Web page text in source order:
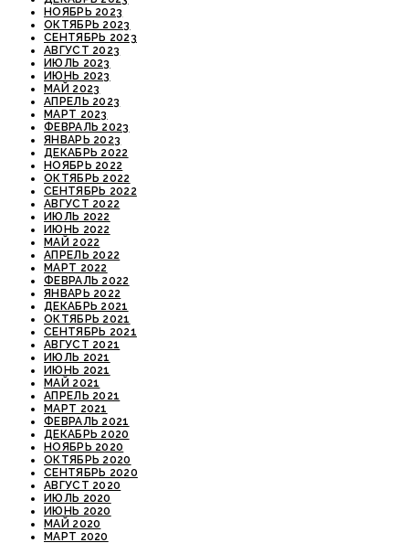
НОЯБРЬ 2023
ОКТЯБРЬ 2023
СЕНТЯБРЬ 2023
АВГУСТ 2023
ИЮЛЬ 2023
ИЮНЬ 2023
МАЙ 2023
АПРЕЛЬ 2023
МАРТ 2023
ФЕВРАЛЬ 2023
ЯНВАРЬ 2023
ДЕКАБРЬ 2022
НОЯБРЬ 2022
ОКТЯБРЬ 2022
СЕНТЯБРЬ 2022
АВГУСТ 2022
ИЮЛЬ 2022
ИЮНЬ 2022
МАЙ 2022
АПРЕЛЬ 2022
МАРТ 2022
ФЕВРАЛЬ 2022
ЯНВАРЬ 2022
ДЕКАБРЬ 2021
ОКТЯБРЬ 2021
СЕНТЯБРЬ 2021
АВГУСТ 2021
ИЮЛЬ 2021
ИЮНЬ 2021
МАЙ 2021
АПРЕЛЬ 2021
МАРТ 2021
ФЕВРАЛЬ 2021
ДЕКАБРЬ 2020
НОЯБРЬ 2020
ОКТЯБРЬ 2020
СЕНТЯБРЬ 2020
АВГУСТ 2020
ИЮЛЬ 2020
ИЮНЬ 2020
МАЙ 2020
МАРТ 2020